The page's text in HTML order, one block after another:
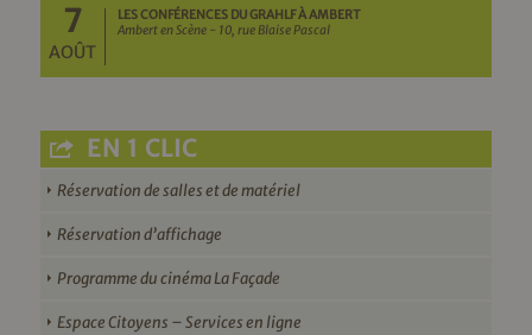
7
AOÛT
LES CONFÉRENCES DU GRAHLF À AMBERT
Ambert en Scène - 10, rue Blaise Pascal
EN 1 CLIC
Réservation de salles et de matériel
Réservation d’affichage
Programme du cinéma La Façade
Espace Citoyens – Services en ligne